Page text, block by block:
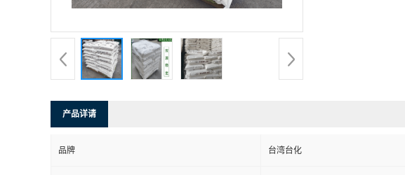
产品详请
品牌 台湾台化